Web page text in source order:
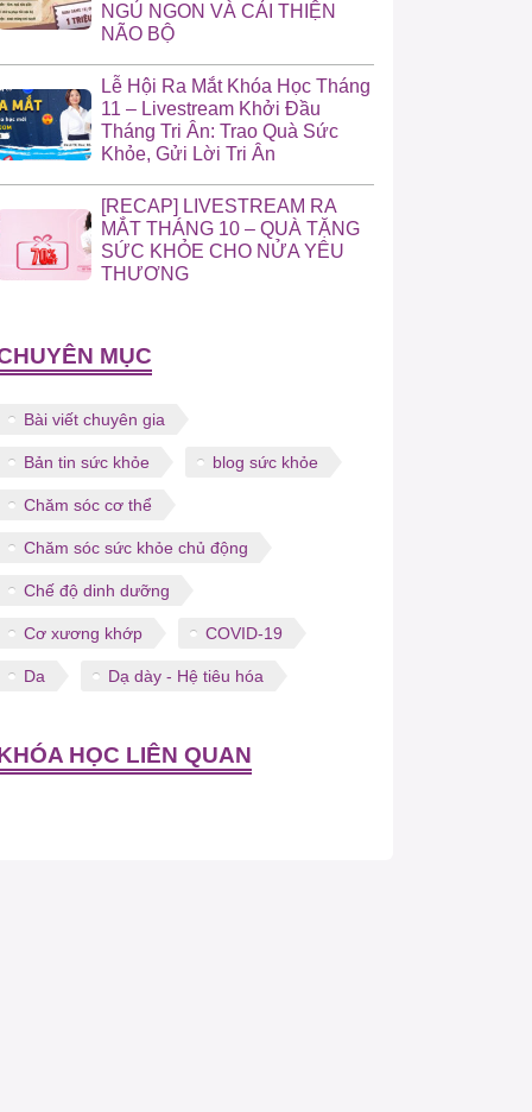
NGỦ NGON VÀ CẢI THIỆN
NÃO BỘ
Lễ Hội Ra Mắt Khóa Học Tháng
11 – Livestream Khởi Đầu
Tháng Tri Ân: Trao Quà Sức
Khỏe, Gửi Lời Tri Ân
[RECAP] LIVESTREAM RA
MẮT THÁNG 10 – QUÀ TẶNG
SỨC KHỎE CHO NỬA YÊU
THƯƠNG
MỤC
Bài viết chuyên gia
Bản tin sức khỏe blog sức khỏe
Chăm sóc cơ thể
Chăm sóc sức khỏe chủ động
Chế độ dinh dưỡng
Cơ xương khớp COVID-19
Da Dạ dày - Hệ tiêu hóa
HỌC LIÊN QUAN